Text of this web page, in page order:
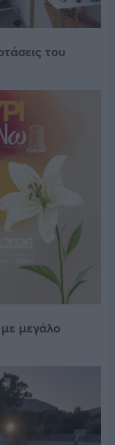
του
μεγάλο